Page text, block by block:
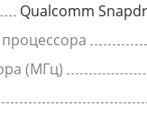
Qualcomm
(МГц)